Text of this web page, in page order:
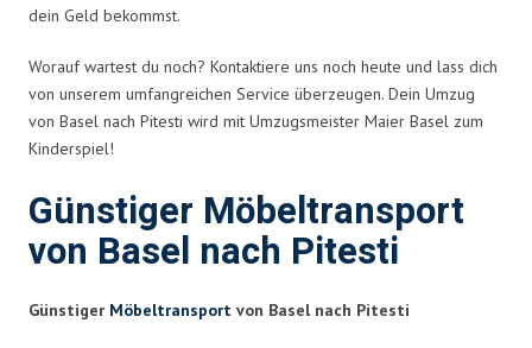
dein Geld bekommst.
Worauf wartest du noch? Kontaktiere uns noch heute und lass dich
von unserem umfangreichen Service überzeugen. Dein Umzug
von Basel nach Pitesti wird mit Umzugsmeister Maier Basel zum
Kinderspiel!
Günstiger Möbeltransport
von Basel nach Pitesti
Günstiger Möbeltransport von Basel nach Pitesti